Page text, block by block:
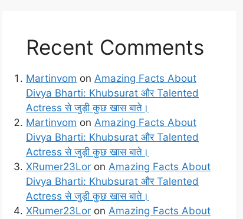
Recent Comments
Martinvom on Amazing Facts About
Divya Bharti: Khubsurat और Talented
Actress से जुड़ी कुछ खास बाते।
Martinvom on Amazing Facts About
Divya Bharti: Khubsurat और Talented
Actress से जुड़ी कुछ खास बाते।
XRumer23Lor on Amazing Facts About
Divya Bharti: Khubsurat और Talented
Actress से जुड़ी कुछ खास बाते।
XRumer23Lor on Amazing Facts About